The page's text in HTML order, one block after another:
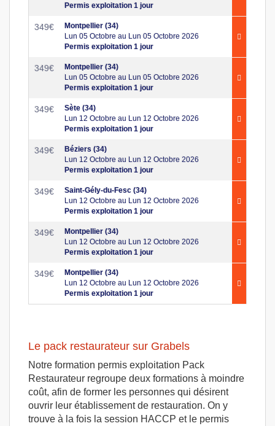
Permis exploitation 1 jour
349€
Montpellier (34)
Lun 05 Octobre au Lun 05 Octobre 2026
Permis exploitation 1 jour
349€
Montpellier (34)
Lun 05 Octobre au Lun 05 Octobre 2026
Permis exploitation 1 jour
349€
Sète (34)
Lun 12 Octobre au Lun 12 Octobre 2026
Permis exploitation 1 jour
349€
Béziers (34)
Lun 12 Octobre au Lun 12 Octobre 2026
Permis exploitation 1 jour
349€
Saint-Gély-du-Fesc (34)
Lun 12 Octobre au Lun 12 Octobre 2026
Permis exploitation 1 jour
349€
Montpellier (34)
Lun 12 Octobre au Lun 12 Octobre 2026
Permis exploitation 1 jour
349€
Montpellier (34)
Lun 12 Octobre au Lun 12 Octobre 2026
Permis exploitation 1 jour
Le pack restaurateur sur Grabels
Notre formation permis exploitation Pack
Restaurateur regroupe deux formations à moindre
coût, afin de former les personnes qui désirent
ouvrir leur établissement de restauration. On y
trouve à la fois la session HACCP et le permis